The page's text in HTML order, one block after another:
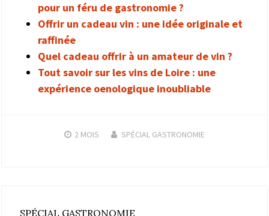
pour un féru de gastronomie ?
Offrir un cadeau vin : une idée originale et
raffinée
Quel cadeau offrir à un amateur de vin ?
Tout savoir sur les vins de Loire : une
expérience oenologique inoubliable
2 MOIS SPÉCIAL GASTRONOMIE
SPÉCIAL GASTRONOMIE